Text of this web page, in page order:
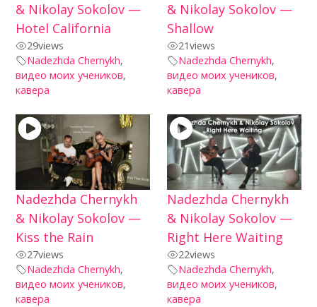
& Nikolay Sokolov —
Hotel California
29views
Nadezhda Chernykh,
видео моих учеников,
кавера
& Nikolay Sokolov —
Shallow
21views
Nadezhda Chernykh,
видео моих учеников,
кавера
Nadezhda Chernykh
& Nikolay Sokolov —
Kiss the Rain
27views
Nadezhda Chernykh,
видео моих учеников,
кавера
Nadezhda Chernykh
& Nikolay Sokolov —
Right Here Waiting
22views
Nadezhda Chernykh,
видео моих учеников,
кавера